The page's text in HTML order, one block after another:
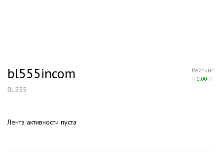
Рейтинг
0.00
bl555incom
BL555
Лента активности пуста